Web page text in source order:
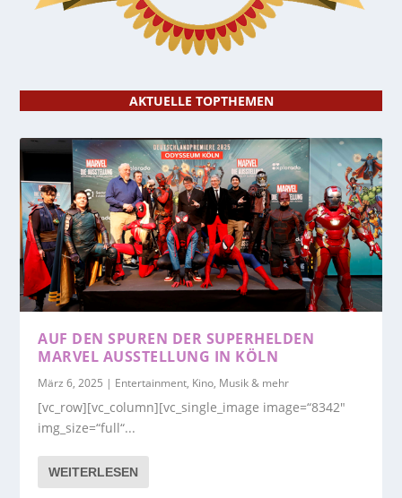
AKTUELLE TOPTHEMEN
AUF DEN SPUREN DER SUPERHELDEN
MARVEL AUSSTELLUNG IN KÖLN
März 6, 2025 | Entertainment, Kino, Musik & mehr
[vc_row][vc_column][vc_single_image image=“8342″
img_size=“full“...
WEITERLESEN